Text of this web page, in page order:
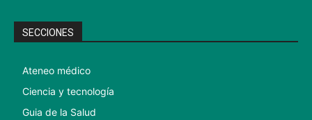
SECCIONES
Ateneo médico
Ciencia y tecnología
Guia de la Salud